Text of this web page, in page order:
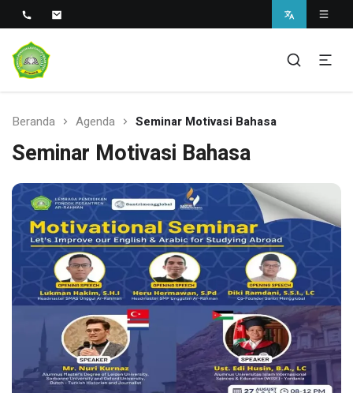
SMAS Unggul Ar Rahman
Sekolah Unggul Berbasis Pesantren di Sukabumi
Beranda Agenda Seminar Motivasi Bahasa
Seminar Motivasi Bahasa